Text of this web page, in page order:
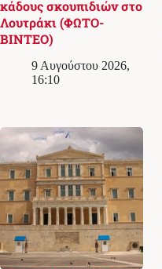
κάδους σκουπιδιών στο
Λουτράκι (ΦΩΤΟ-
ΒΙΝΤΕΟ)
9 Αυγούστου 2026,
16:10